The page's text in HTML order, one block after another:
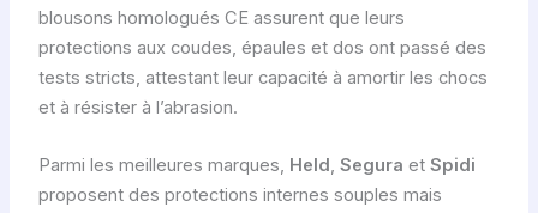
blousons homologués CE assurent que leurs
protections aux coudes, épaules et dos ont passé des
tests stricts, attestant leur capacité à amortir les chocs
et à résister à l’abrasion.
Parmi les meilleures marques, Held, Segura et Spidi
proposent des protections internes souples mais